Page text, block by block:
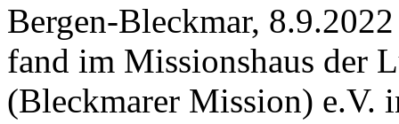
Bergen-Bleckmar,
fand im Missionshaus der
(Bleckmarer Mission) e.V.